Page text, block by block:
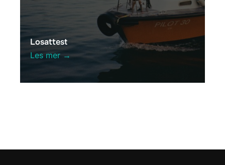
Losattest
Les mer →